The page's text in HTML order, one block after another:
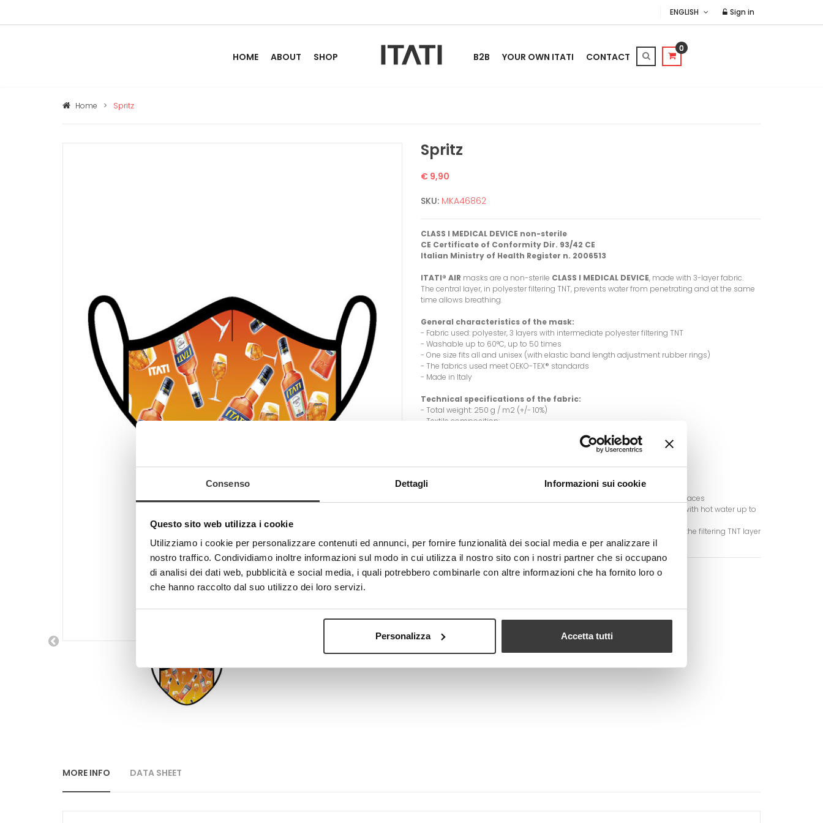
Consenso Dettagli Informazioni sui cookie
Questo sito web utilizza i cookie
Utilizziamo i cookie per personalizzare contenuti ed annunci, per fornire funzionalità dei social media e per analizzare il
nostro traffico. Condividiamo inoltre informazioni sul modo in cui utilizza il nostro sito con i nostri partner che si occupano
di analisi dei dati web, pubblicità e social media, i quali potrebbero combinarle con altre informazioni che ha fornito loro o
che hanno raccolto dal suo utilizzo dei loro servizi.
Personalizza Accetta tutti
ENGLISH Sign in
HOME ABOUT SHOP B2B YOUR OWN ITATI CONTACT
0
Home > Spritz
Spritz
€ 9,90
SKU: MKA46862
CLASS I MEDICAL DEVICE non-sterile
CE Certificate of Conformity Dir. 93/42 CE
Italian Ministry of Health Register n. 2006513
ITATI® AIR masks are a non-sterile CLASS I MEDICAL DEVICE, made with 3-layer fabric.
The central layer, in polyester filtering TNT, prevents water from penetrating and at the same
time allows breathing.
General characteristics of the mask:
- Fabric used: polyester, 3 layers with intermediate polyester filtering TNT
- Washable up to 60°C, up to 50 times
- One size fits all and unisex (with elastic band length adjustment rubber rings)
- The fabrics used meet OEKO-TEX® standards
- Made in Italy
Technical specifications of the fabric:
- Total weight: 250 g / m2 (+/- 10%)
- Textile composition:
Adult size: 17x17x7 cm. Child size: 14x14x6 cm
CARE/MAINTENANCE
- Wash before use by first removing the silicone adjustment rings of the laces
- Wash and disinfect the mask daily. The product is machine washable with hot water up to
It is advisable to always iron the mask after washing it as ironing allows the filtering TNT layer
to be always compact, increasing filtration performance.
- +
Tweet Share Google+ Pinterest
MORE INFO DATA SHEET